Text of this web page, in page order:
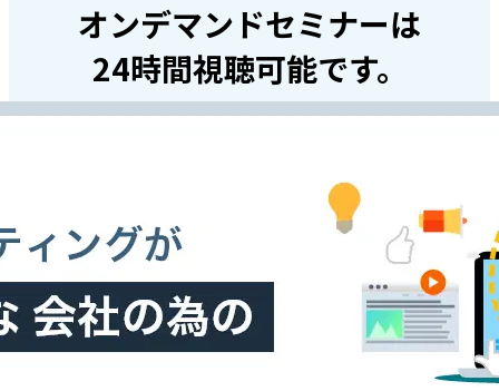
オンデマンドセミナーは
24時間視聴可能です。